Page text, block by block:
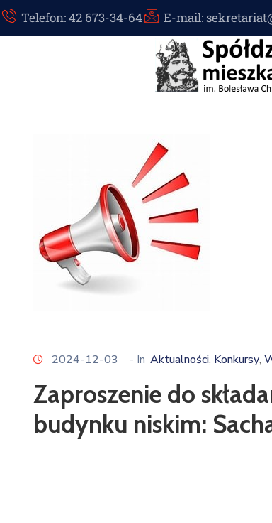
Telefon: 42 673-34-64 E-mail:
2024-12-03 - In Aktualności‚ Konkursy‚
Zaproszenie do
budynku niskim: